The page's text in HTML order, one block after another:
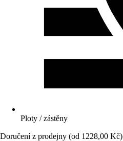
Ploty / zástěny
Doručení z prodejny (od 1228,00 Kč)